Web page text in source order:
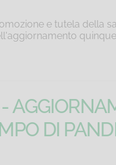
e tutela della
DI